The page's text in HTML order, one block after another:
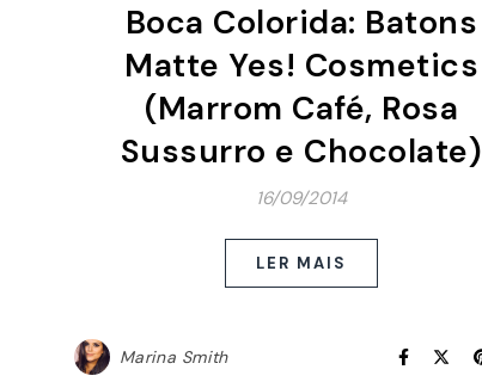
Boca Colorida: Batons
Matte Yes! Cosmetics
(Marrom Café, Rosa
Sussurro e Chocolate)
16/09/2014
LER MAIS
Marina Smith